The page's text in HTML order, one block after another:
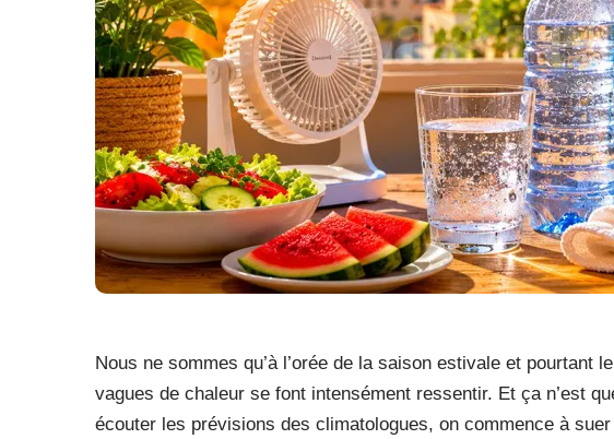
Nous ne sommes qu’à l’orée de la saison estivale et pourtant
vagues de chaleur se font intensément ressentir. Et ça n’est
écouter les prévisions des climatologues, on commence à